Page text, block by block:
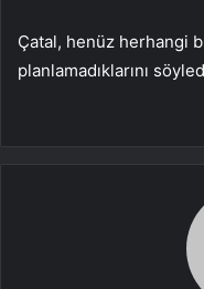
Çatal, henüz herhangi
planlamadıklarını